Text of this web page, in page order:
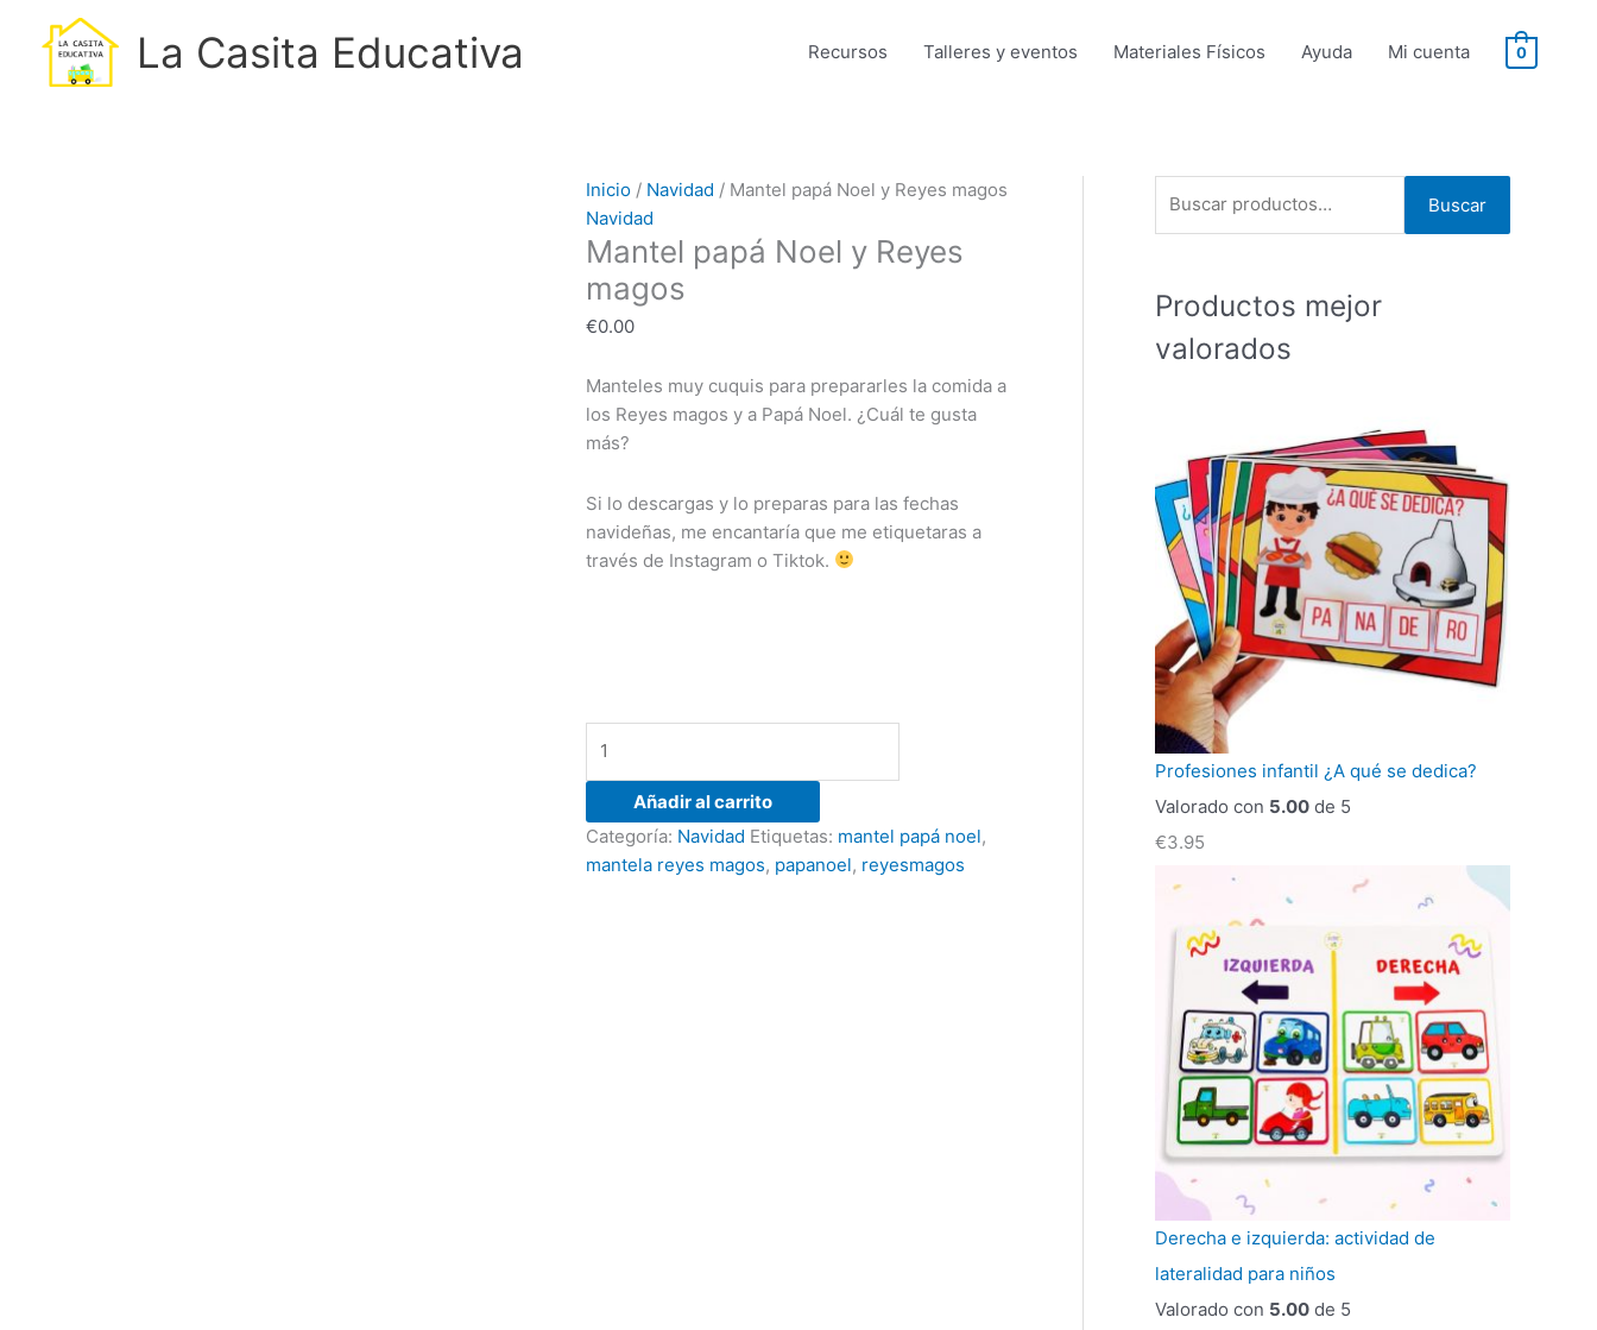
contenido
La Casita Educativa Recursos Talleres y eventos Materiales Físicos Ayuda Mi cuenta 0
Inicio/ Navidad / Mantel papá Noel y Reyes magos
Navidad
Mantel papá Noel y Reyes
magos
€0.00
Manteles muy cuquis para prepararles la comida a
los Reyes magos y a Papá Noel. ¿Cuál te gusta
más?
Si lo descargas y lo preparas para las fechas
navideñas, me encantaría que me etiquetaras a
través de Instagram o Tiktok.
Mantel
papá
Noel
Reyes
magos
Añadir al carrito
Categoría: Navidad Etiquetas: mantel papá noel,
mantela reyes magos, papanoel, reyesmagos
u
c
:
Buscar
Productos mejor
valorados
Profesiones infantil ¿A qué se dedica?
Valorado con 5.00 de 5
€3.95
Derecha e izquierda: actividad de
lateralidad para niños
Valorado con 5.00 de 5